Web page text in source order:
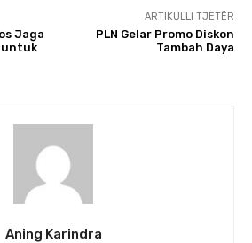
Jaga
untuk
ARTIKULLI TJETËR
PLN Gelar Promo Diskon
Tambah Daya
Aning Karindra